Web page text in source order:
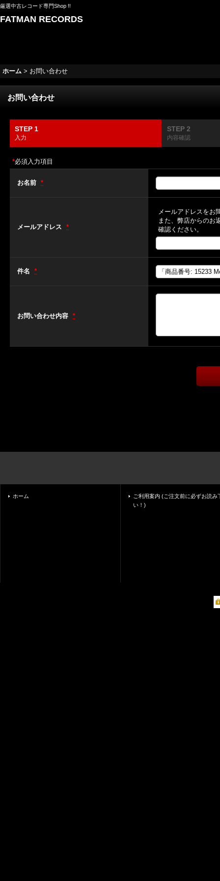
厳選中古レコード専門Shop !!
FATMAN RECORDS
ホーム > お問い合わせ
お問い合わせ
STEP 1
入力
STEP 2
内容確認
*必須入力項目
お名前 *
メールアドレス *
メールアドレスをお
また、弊店からのお
確認ください。
件名 *
お問い合わせ内容 *
ホーム
ご利用案内 (ご注文前に必ずお読み
い！)